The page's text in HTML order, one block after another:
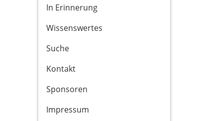
In Erinnerung
Wissenswertes
Suche
Kontakt
Sponsoren
Impressum